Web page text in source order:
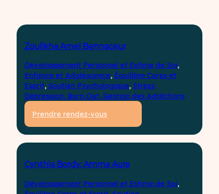
Zoulikha Amel Bennaceur
Développement Personnel et Estime de Soi ,
Enfance et Adolescence, Équilibre Corps et
Esprit, Soutien Psychologique, Stress,
Dépression, Burn Out, Gestion des Addictions
Prendre rendez-vous
Cynthia Bordy: Amma Aura
Développement Personnel et Estime de Soi